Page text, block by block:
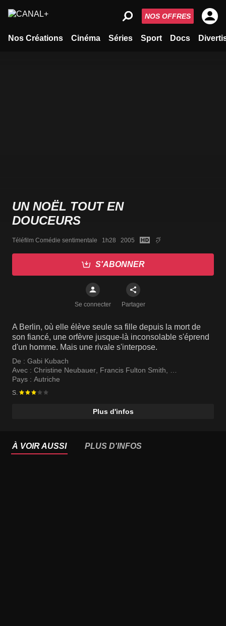
Nos Créations Cinéma Séries Sport Docs
NOS OFFRES
UN NOËL TOUT EN
DOUCEURS
Téléfilm Comédie sentimentale   1h28   2005
S'ABONNER
Se connecter Partager
A Berlin, où elle élève seule sa fille depuis la mort de
son fiancé, une orfèvre jusque-là inconsolable s'éprend
d'un homme. Mais une rivale s'interpose.
De : Gabi Kubach
Avec : Christine Neubauer Francis Fulton Smith
Marion Mitterhammer
Pays : Autriche
S.
Plus d'infos
À VOIR AUSSI PLUS D'INFOS